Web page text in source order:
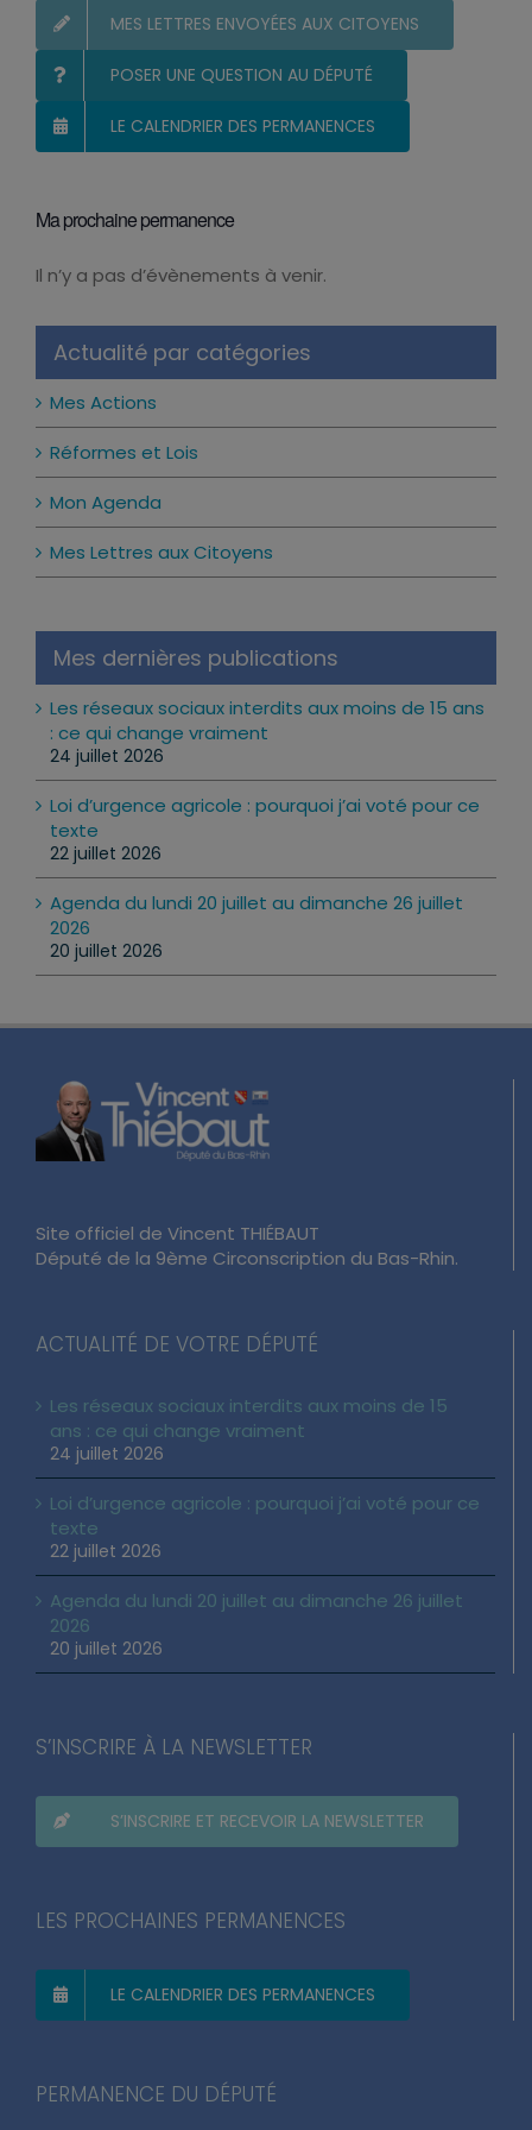
MES LETTRES ENVOYÉES AUX CITOYENS
POSER UNE QUESTION AU DÉPUTÉ
LE CALENDRIER DES PERMANENCES
Ma prochaine permanence
Notice
Il n’y a pas d’évènements à venir.
Actualité par catégories
Mes Actions
Réformes et Lois
Mon Agenda
Mes Lettres aux Citoyens
Mes dernières publications
Les réseaux sociaux interdits aux moins de 15 ans
: ce qui change vraiment
24 juillet 2026
Loi d’urgence agricole : pourquoi j’ai voté pour ce
texte
22 juillet 2026
Agenda du lundi 20 juillet au dimanche 26 juillet
2026
20 juillet 2026
Site officiel de Vincent THIÉBAUT
Député de la 9ème Circonscription du Bas-Rhin.
ACTUALITÉ DE VOTRE DÉPUTÉ
Les réseaux sociaux interdits aux moins de 15
ans : ce qui change vraiment
24 juillet 2026
Loi d’urgence agricole : pourquoi j’ai voté pour ce
texte
22 juillet 2026
Agenda du lundi 20 juillet au dimanche 26 juillet
2026
20 juillet 2026
S’INSCRIRE À LA NEWSLETTER
S’INSCRIRE ET RECEVOIR LA NEWSLETTER
LES PROCHAINES PERMANENCES
LE CALENDRIER DES PERMANENCES
PERMANENCE DU DÉPUTÉ